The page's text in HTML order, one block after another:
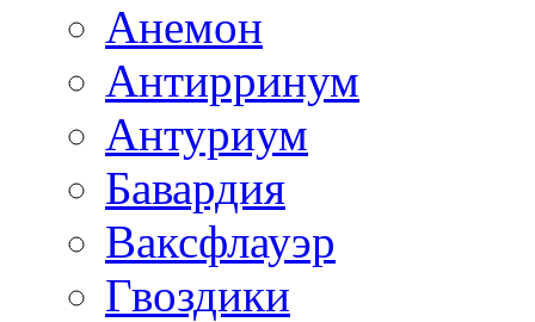
Анемон
Антирринум
Антуриум
Бавардия
Ваксфлауэр
Гвоздики